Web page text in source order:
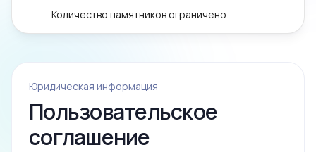
Количество памятников ограничено.
Юридическая информация
Пользовательское
соглашение